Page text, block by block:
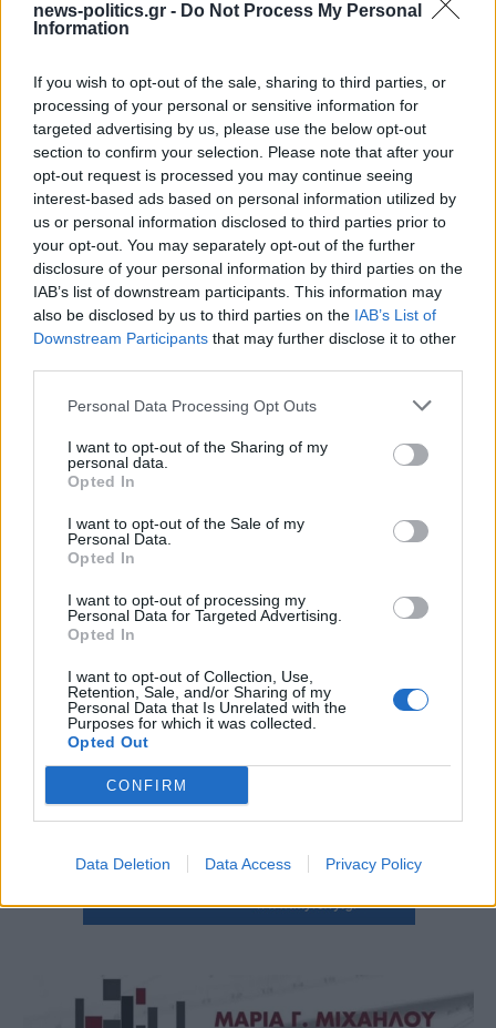
news-politics.gr - Do Not Process My Personal
Information
If you wish to opt-out of the sale, sharing to third parties, or
processing of your personal or sensitive information for
targeted advertising by us, please use the below opt-out
section to confirm your selection. Please note that after your
opt-out request is processed you may continue seeing
interest-based ads based on personal information utilized by
us or personal information disclosed to third parties prior to
your opt-out. You may separately opt-out of the further
disclosure of your personal information by third parties on the
IAB’s list of downstream participants. This information may
also be disclosed by us to third parties on the IAB’s List of
Downstream Participants that may further disclose it to other
Personal Data Processing Opt Outs
I want to opt-out of the Sharing of my
personal data.
Opted In
I want to opt-out of the Sale of my
Personal Data.
Opted In
I want to opt-out of processing my
Personal Data for Targeted Advertising.
Opted In
I want to opt-out of Collection, Use,
Retention, Sale, and/or Sharing of my
Personal Data that Is Unrelated with the
Purposes for which it was collected.
Opted Out
CONFIRM
Data Deletion Data Access Privacy Policy
τουρισμός άντεξε τις διεθνείς κρίσεις, αλλά
χρειάζονται γενναίες αλλαγές για να παραμείνει
ανταγωνιστικός» (ηχητικό)
Φεύγει ο ένας μετά τον άλλον: Μπαράζ αποχωρήσεων
από το κόμμα Καρυστιανού – Εκτός η Κατερίνα